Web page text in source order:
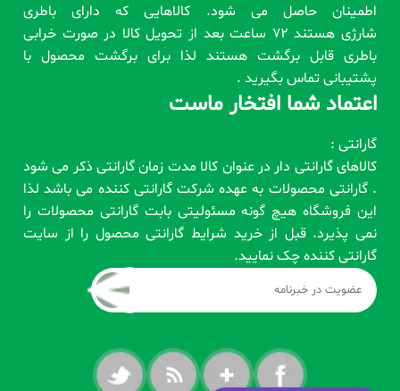
اطمینان حاصل می شود. کالاهایی که دارای باطری
شارژی هستند 72 ساعت بعد از تحویل کالا در صورت خرابی
باطری قابل برگشت هستند لذا برای برگشت محصول با
پشتیبانی تماس بگیرید .
اعتماد شما افتخار ماست
گارانتی :
کالاهای گارانتی دار در عنوان کالا مدت زمان گارانتی ذکر می شود
. گارانتی محصولات به عهده شرکت گارانتی کننده می باشد لذا
این فروشگاه هیچ گونه مسئولیتی بابت گارانتی محصولات را
نمی پذیرد. قبل از خرید شرایط گارانتی محصول را از سایت
گارانتی کننده چک نمایید.